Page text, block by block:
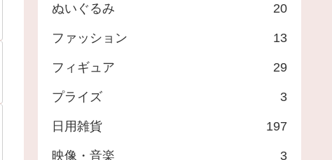
ぬいぐるみ 20
ファッション 13
フィギュア 29
プライズ 3
日用雑貨 197
映像・音楽 3